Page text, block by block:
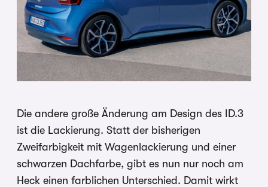
Die andere große Änderung am Design des ID.3
ist die Lackierung. Statt der bisherigen
Zweifarbigkeit mit Wagenlackierung und einer
schwarzen Dachfarbe, gibt es nun nur noch am
Heck einen farblichen Unterschied. Damit wirkt